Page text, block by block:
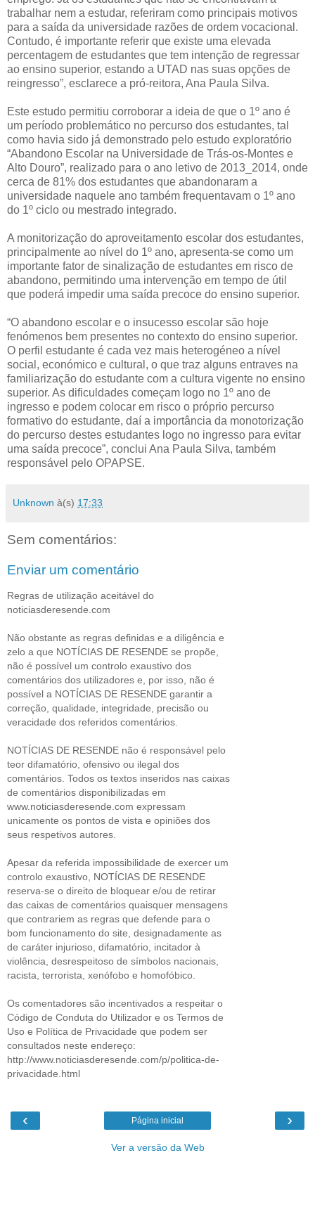
trabalhar nem a estudar, referiram como principais motivos
para a saída da universidade razões de ordem vocacional.
Contudo, é importante referir que existe uma elevada
percentagem de estudantes que tem intenção de regressar
ao ensino superior, estando a UTAD nas suas opções de
reingresso”, esclarece a pró-reitora, Ana Paula Silva.
Este estudo permitiu corroborar a ideia de que o 1º ano é
um período problemático no percurso dos estudantes, tal
como havia sido já demonstrado pelo estudo exploratório
“Abandono Escolar na Universidade de Trás-os-Montes e
Alto Douro”, realizado para o ano letivo de 2013_2014, onde
cerca de 81% dos estudantes que abandonaram a
universidade naquele ano também frequentavam o 1º ano
do 1º ciclo ou mestrado integrado.
A monitorização do aproveitamento escolar dos estudantes,
principalmente ao nível do 1º ano, apresenta-se como um
importante fator de sinalização de estudantes em risco de
abandono, permitindo uma intervenção em tempo de útil
que poderá impedir uma saída precoce do ensino superior.
“O abandono escolar e o insucesso escolar são hoje
fenómenos bem presentes no contexto do ensino superior.
O perfil estudante é cada vez mais heterogéneo a nível
social, económico e cultural, o que traz alguns entraves na
familiarização do estudante com a cultura vigente no ensino
superior. As dificuldades começam logo no 1º ano de
ingresso e podem colocar em risco o próprio percurso
formativo do estudante, daí a importância da monotorização
do percurso destes estudantes logo no ingresso para evitar
uma saída precoce”, conclui Ana Paula Silva, também
responsável pelo OPAPSE.
Unknown à(s) 17:33
Sem comentários:
Enviar um comentário
Regras de utilização aceitável do
noticiasderesende.com
Não obstante as regras definidas e a diligência e
zelo a que NOTÍCIAS DE RESENDE se propõe,
não é possível um controlo exaustivo dos
comentários dos utilizadores e, por isso, não é
possível a NOTÍCIAS DE RESENDE garantir a
correção, qualidade, integridade, precisão ou
veracidade dos referidos comentários.
NOTÍCIAS DE RESENDE não é responsável pelo
teor difamatório, ofensivo ou ilegal dos
comentários. Todos os textos inseridos nas caixas
de comentários disponibilizadas em
www.noticiasderesende.com expressam
unicamente os pontos de vista e opiniões dos
seus respetivos autores.
Apesar da referida impossibilidade de exercer um
controlo exaustivo, NOTÍCIAS DE RESENDE
reserva-se o direito de bloquear e/ou de retirar
das caixas de comentários quaisquer mensagens
que contrariem as regras que defende para o
bom funcionamento do site, designadamente as
de caráter injurioso, difamatório, incitador à
violência, desrespeitoso de símbolos nacionais,
racista, terrorista, xenófobo e homofóbico.
Os comentadores são incentivados a respeitar o
Código de Conduta do Utilizador e os Termos de
Uso e Política de Privacidade que podem ser
consultados neste endereço:
http://www.noticiasderesende.com/p/politica-de-
privacidade.html
‹ ›
Página inicial
Ver a versão da Web